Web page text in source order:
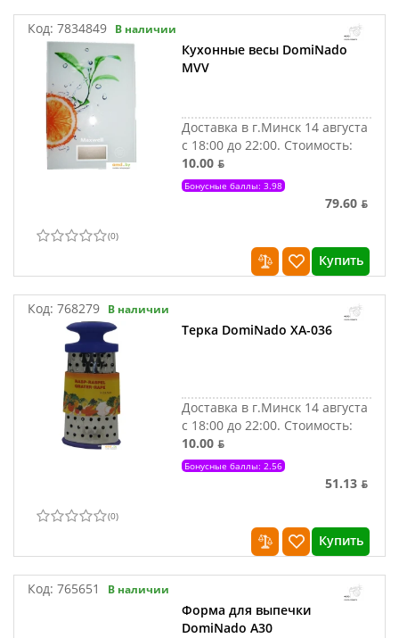
Код: 7834849 В наличии
Кухонные весы DomiNado
MVV
Доставка в г.Минск 14 августа
с 18:00 до 22:00. Стоимость:
10.00 ƃ
Бонусные баллы: 3.98
79.60 ƃ
(0)
Купить
Код: 768279 В наличии
Терка DomiNado ХА-036
Доставка в г.Минск 14 августа
с 18:00 до 22:00. Стоимость:
10.00 ƃ
Бонусные баллы: 2.56
51.13 ƃ
(0)
Купить
Код: 765651 В наличии
Форма для выпечки
DomiNado A30